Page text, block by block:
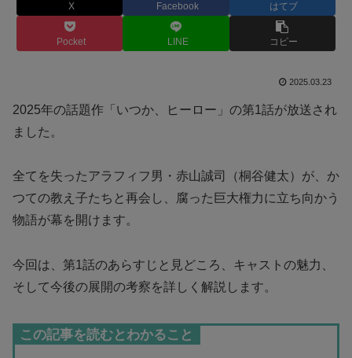
X Facebook はてブ
Pocket LINE コピー
2025.03.23
2025年の話題作「いつか、ヒーロー」の第1話が放送され
ました。
全てを失ったアラフィフ男・赤山誠司（桐谷健太）が、か
つての教え子たちと再会し、腐った巨大権力に立ち向かう
物語が幕を開けます。
今回は、第1話のあらすじと見どころ、キャストの魅力、
そして今後の展開の考察を詳しく解説します。
この記事を読むとわかること